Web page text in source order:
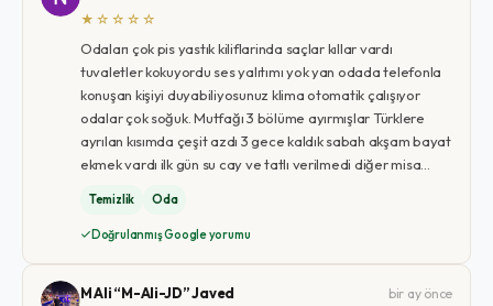
★☆☆☆☆
Odaları çok pis yastık kiliflarinda saçlar kıllar vardı
tuvaletler kokuyordu ses yalıtımı yok yan odada telefonla
konuşan kişiyi duyabiliyosunuz klima otomatik çalışıyor
odalar çok soğuk. Mutfağı 3 bölüme ayırmışlar Türklere
ayrılan kısımda çeşit azdı 3 gece kaldık sabah akşam bayat
ekmek vardı ilk gün su cay ve tatlı verilmedi diğer misa…
Temizlik Oda
Doğrulanmış Google yorumu
M Ali “M-Ali-JD” Javed
bir ay önce